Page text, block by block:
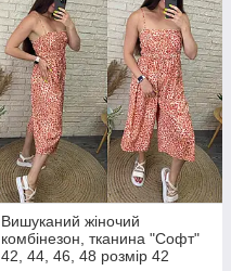
Вишуканий жіночий
комбінезон, тканина "Софт"
42, 44, 46, 48 розмір 42